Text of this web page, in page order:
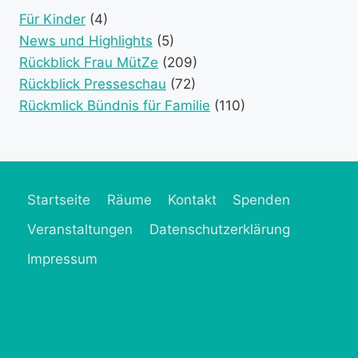
Für Kinder (4)
News und Highlights (5)
Rückblick Frau MütZe (209)
Rückblick Presseschau (72)
Rückmlick Bündnis für Familie (110)
Startseite Räume Kontakt
Spenden
Veranstaltungen
Datenschutzerklärung
Impressum